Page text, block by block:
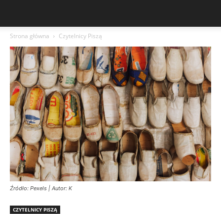
Strona główna Czytelnicy Piszą
Źródło: Pexels | Autor: K
CZYTELNICY PISZĄ